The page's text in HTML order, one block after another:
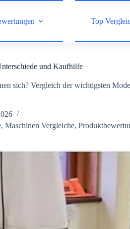
Top
und Kaufhilfe
sich? Vergleich der wichtigsten
, Maschinen Vergleiche,